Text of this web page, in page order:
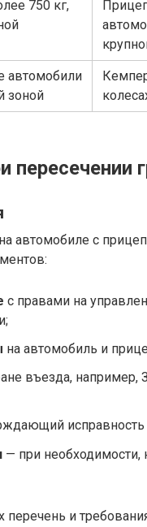
750 кг,
автомобили
зоной
пересечении
автомобиле с
с правами на
на автомобиль и
въезда, например,
исправность
— при необходимости,
и